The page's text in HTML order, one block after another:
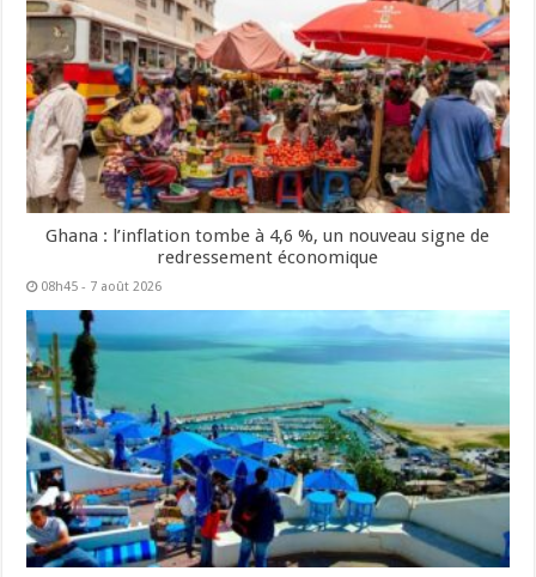
Ghana : l’inflation tombe à 4,6 %, un nouveau signe de
redressement économique
08h45 - 7 août 2026